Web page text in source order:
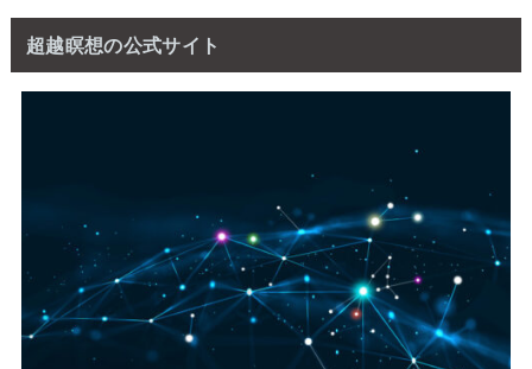
超越瞑想の公式サイト